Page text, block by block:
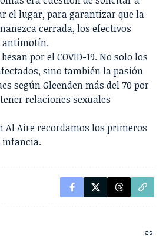
el lugar, para garantizar que la
cerrada, los efectivos
antimotín.
por el COVID-19.No solo los
sino también la pasión
según Gleenden más del 70 por
relaciones sexuales
Al Aire recordamos los primeros
infancia.